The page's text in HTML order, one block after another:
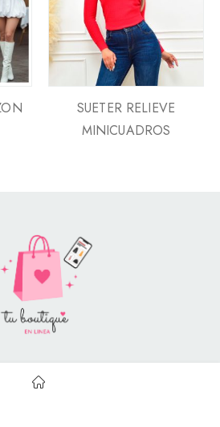
SUETER RELIEVE
MINICUADROS